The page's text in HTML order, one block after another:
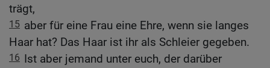
trägt,
15 aber für eine Frau eine Ehre, wenn sie langes
Haar hat? Das Haar ist ihr als Schleier gegeben.
16 Ist aber jemand unter euch, der darüber